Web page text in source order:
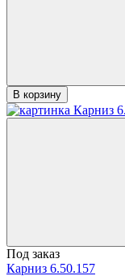
В корзину
Под заказ
Карниз 6.50.157